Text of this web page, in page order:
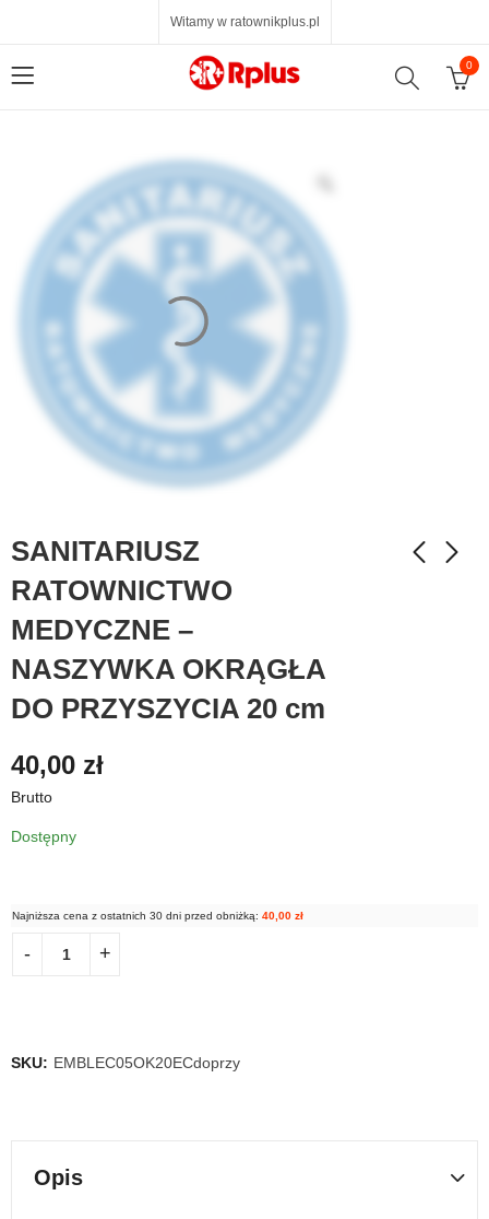
Witamy w ratownikplus.pl
0
SANITARIUSZ
RATOWNICTWO
MEDYCZNE –
NASZYWKA OKRĄGŁA
DO PRZYSZYCIA 20 cm
40,00 zł
Brutto
Dostępny
Najniższa cena z ostatnich 30 dni przed obniżką: 40,00 zł
SKU: EMBLEC05OK20ECdoprzy
Opis